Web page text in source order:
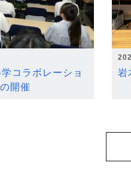
コラボレーショ
開催
岩